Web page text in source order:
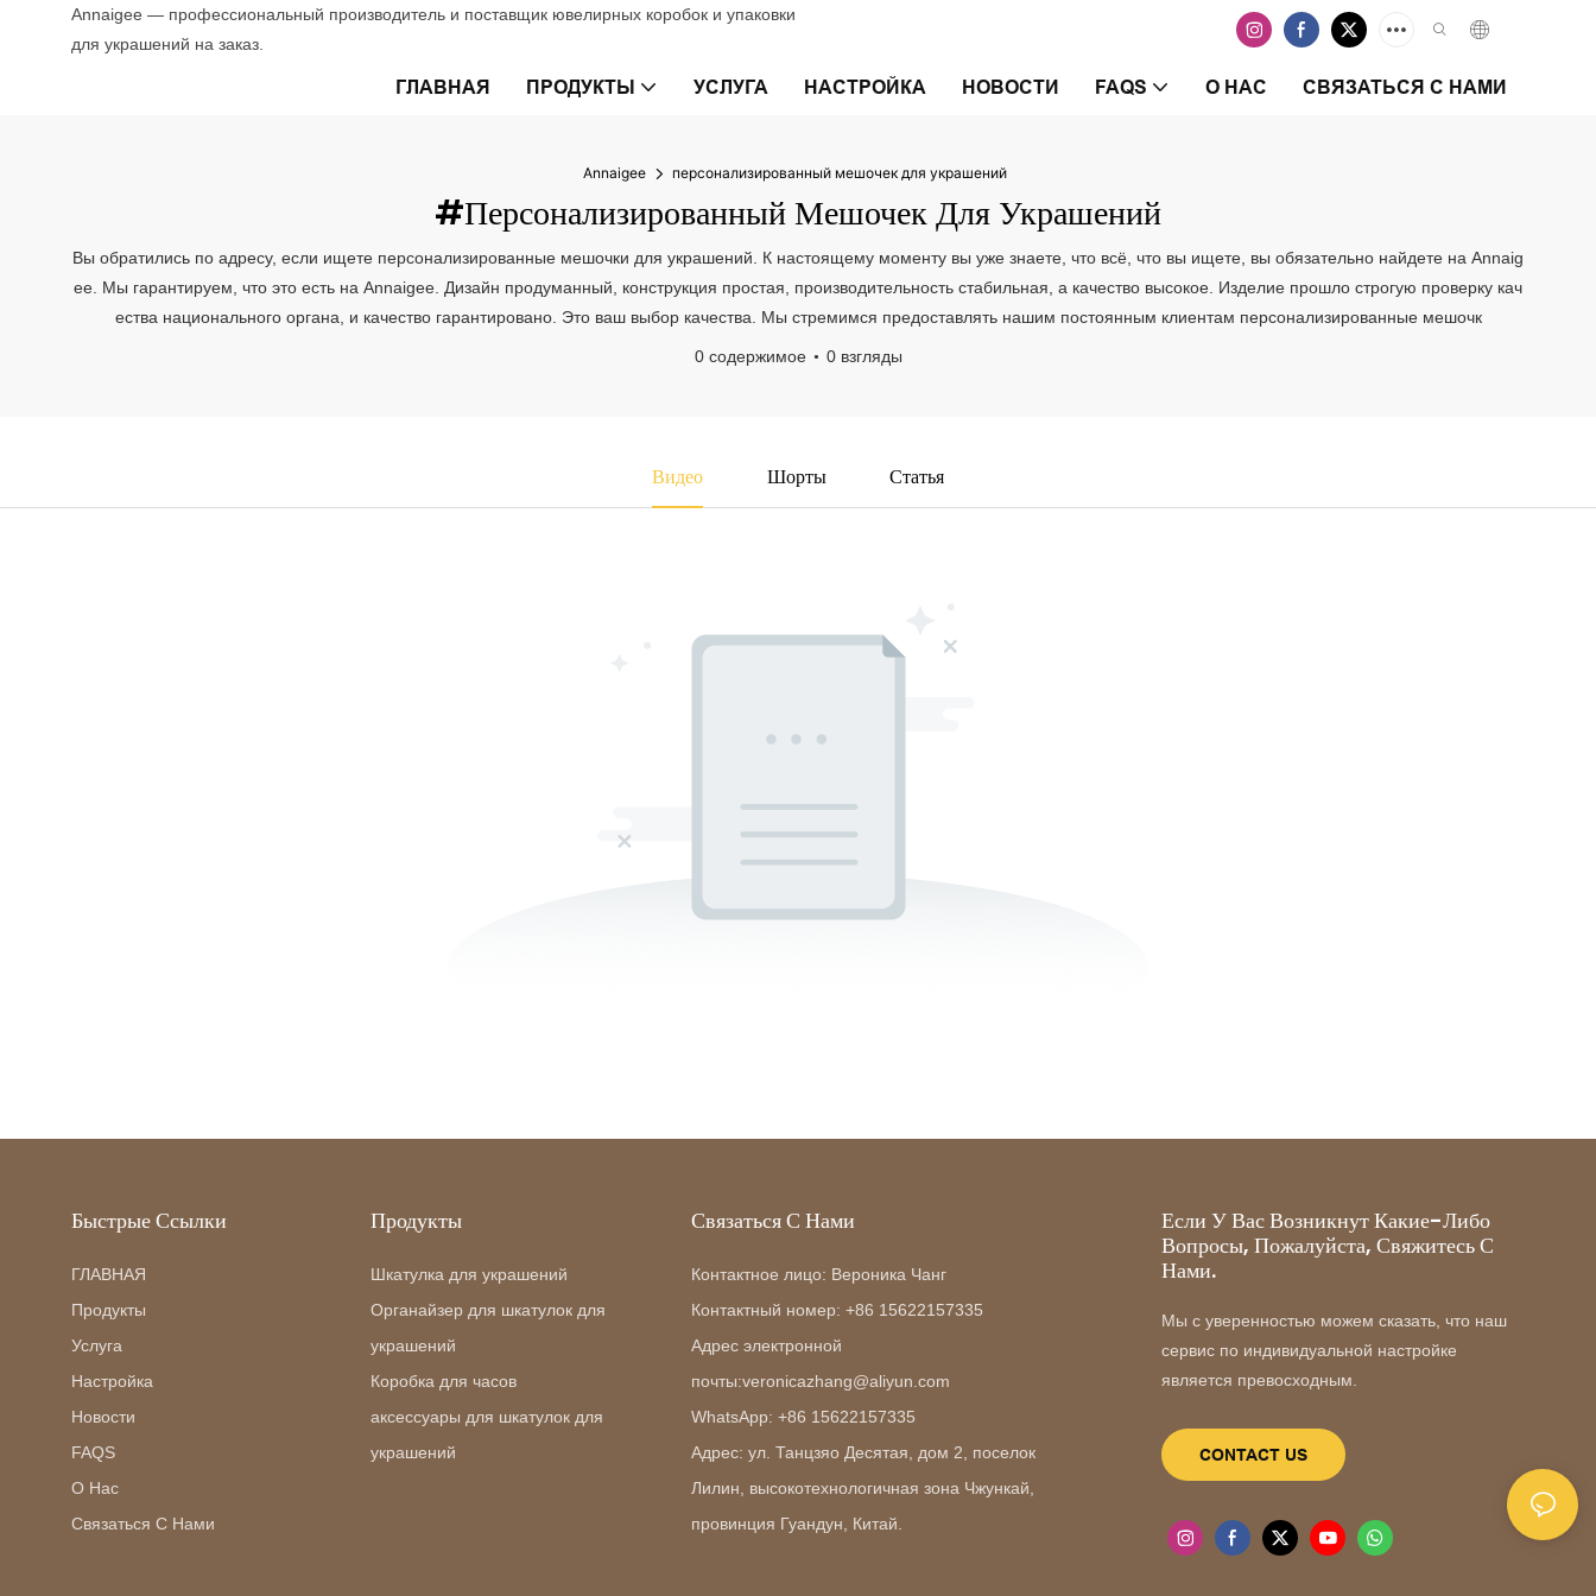
Annaigee — профессиональный производитель и поставщик ювелирных коробок и упаковки
для украшений на заказ.
ГЛАВНАЯ ПРОДУКТЫ УСЛУГА НАСТРОЙКА НОВОСТИ FAQS О НАС СВЯЗАТЬСЯ С НАМИ
Annaigee персонализированный мешочек для украшений
#персонализированный Мешочек Для Украшений
Вы обратились по адресу, если ищете персонализированные мешочки для украшений. К настоящему моменту вы уже знаете, что всё, что вы ищете, вы обязательно найдете на Annaig
ee. Мы гарантируем, что это есть на Annaigee. Дизайн продуманный, конструкция простая, производительность стабильная, а качество высокое. Изделие прошло строгую проверку кач
ества национального органа, и качество гарантировано. Это ваш выбор качества. Мы стремимся предоставлять нашим постоянным клиентам персонализированные мешочк
0 содержимое 0 взгляды
Видео Шорты Статья
Быстрые Ссылки
ГЛАВНАЯ
Продукты
Услуга
Настройка
Новости
FAQS
О Нас
Связаться С Нами
Продукты
Шкатулка для украшений
Органайзер для шкатулок для
украшений
Коробка для часов
аксессуары для шкатулок для
украшений
Связаться С Нами
Контактное лицо: Вероника Чанг
Контактный номер: +86 15622157335
Адрес электронной
почты:veronicazhang@aliyun.com
WhatsApp: +86 15622157335
Адрес: ул. Танцзяо Десятая, дом 2, поселок
Лилин, высокотехнологичная зона Чжункай,
провинция Гуандун, Китай.
Если У Вас Возникнут Какие-Либо
Вопросы, Пожалуйста, Свяжитесь С
Нами.
Мы с уверенностью можем сказать, что наш
сервис по индивидуальной настройке
является превосходным.
CONTACT US